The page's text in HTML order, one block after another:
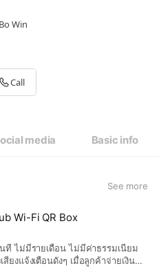
Win
Call
media Basic info
See more
Wi-Fi QR Box
ที ไม่มีรายเดือน ไม่มีค่าธรรมเนียม
สียงแจ้งเตือนดังๆ เมื่อลูกค้าจ่ายเงิน